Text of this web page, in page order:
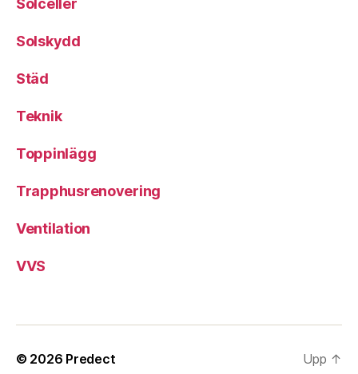
Solskydd
Städ
Teknik
Toppinlägg
Trapphusrenovering
Ventilation
VVS
© 2026 Predect Upp ↑